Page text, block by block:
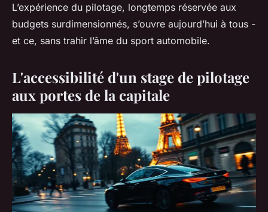
L’expérience du pilotage, longtemps réservée aux
budgets surdimensionnés, s’ouvre aujourd’hui à tous -
et ce, sans trahir l’âme du sport automobile.
L'accessibilité d'un stage de pilotage
aux portes de la capitale